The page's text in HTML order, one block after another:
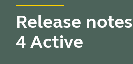
Release
4 Active